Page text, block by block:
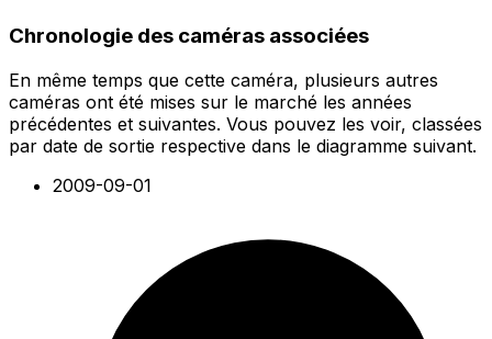
Chronologie des caméras associées
En même temps que cette caméra, plusieurs autres
caméras ont été mises sur le marché les années
précédentes et suivantes. Vous pouvez les voir, classées
par date de sortie respective dans le diagramme suivant.
2009-09-01